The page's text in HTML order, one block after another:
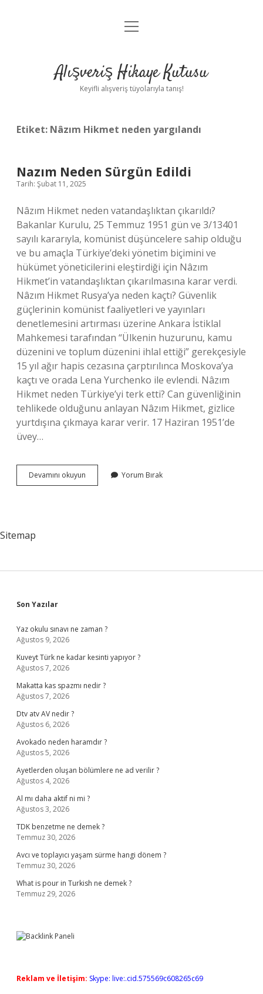
Anasayfa
Yasal Uyarı
menüyü
Alışveriş Hikaye Kutusu
Keyifli alışveriş tüyolarıyla tanış!
Etiket: Nâzım Hikmet neden yargılandı
Nazım Neden Sürgün Edildi
Tarih: Şubat 11, 2025
Nâzım Hikmet neden vatandaşlıktan çıkarıldı?
Bakanlar Kurulu, 25 Temmuz 1951 gün ve 3/13401
sayılı kararıyla, komünist düşüncelere sahip olduğu
ve bu amaçla Türkiye’deki yönetim biçimini ve
hükümet yöneticilerini eleştirdiği için Nâzım
Hikmet’in vatandaşlıktan çıkarılmasına karar verdi.
Nâzım Hikmet Rusya’ya neden kaçtı? Güvenlik
güçlerinin komünist faaliyetleri ve yayınları
denetlemesini artırması üzerine Ankara İstiklal
Mahkemesi tarafından “Ülkenin huzurunu, kamu
düzenini ve toplum düzenini ihlal ettiği” gerekçesiyle
15 yıl ağır hapis cezasına çarptırılınca Moskova’ya
kaçtı ve orada Lena Yurchenko ile evlendi. Nâzım
Hikmet neden Türkiye’yi terk etti? Can güvenliğinin
tehlikede olduğunu anlayan Nâzım Hikmet, gizlice
yurtdışına çıkmaya karar verir. 17 Haziran 1951’de
üvey…
Devamını okuyun
Neden
Yorum Bırak
Sitemap
Sidebar
Son Yazılar
Yaz okulu sınavı ne zaman ?
Ağustos 9, 2026
Kuveyt Türk ne kadar kesinti yapıyor ?
Ağustos 7, 2026
Makatta kas spazmı nedir ?
Ağustos 7, 2026
Dtv atv AV nedir ?
Ağustos 6, 2026
Avokado neden haramdır ?
Ağustos 5, 2026
Ayetlerden oluşan bölümlere ne ad verilir ?
Ağustos 4, 2026
Al mı daha aktif ni mi ?
Ağustos 3, 2026
TDK benzetme ne demek ?
Temmuz 30, 2026
Avcı ve toplayıcı yaşam sürme hangi dönem ?
Temmuz 30, 2026
What is pour in Turkish ne demek ?
Temmuz 29, 2026
Reklam ve İletişim: Skype: live:.cid.575569c608265c69